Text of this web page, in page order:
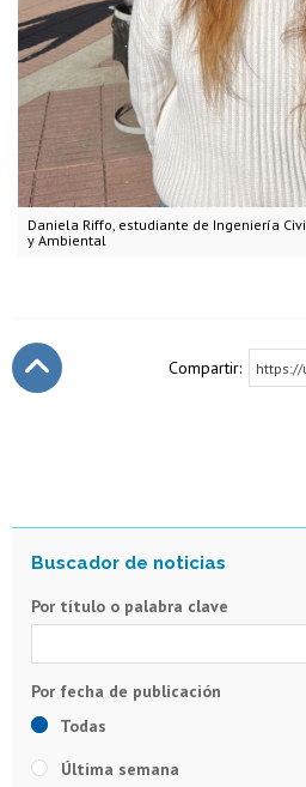
Daniela Riffo, estudiante de Ingeniería
y Ambiental
Compartir: https://
Por título o palabra clave
Todas
Última semana